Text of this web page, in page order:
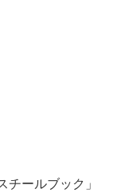
ールブック」